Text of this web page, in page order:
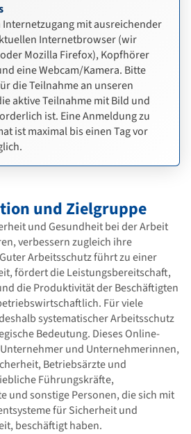
mit ausreichender
Internetbrowser (wir
Mozilla Firefox), Kopfhörer
eine Webcam/Kamera. Bitte
die Teilnahme an unseren
aktive Teilnahme mit Bild und
ist. Eine Anmeldung zu
ist maximal bis einen Tag vor
und Zielgruppe
und Gesundheit bei der Arbeit
verbessern zugleich ihre
Arbeitsschutz führt zu einer
fördert die Leistungsbereitschaft,
die Produktivität der Beschäftigten
Für viele
systematischer Arbeitsschutz
Bedeutung. Dieses Online-
und Unternehmerinnen,
Betriebsärzte und
Führungskräfte,
und sonstige Personen, die sich mit
für Sicherheit und
beschäftigt haben.